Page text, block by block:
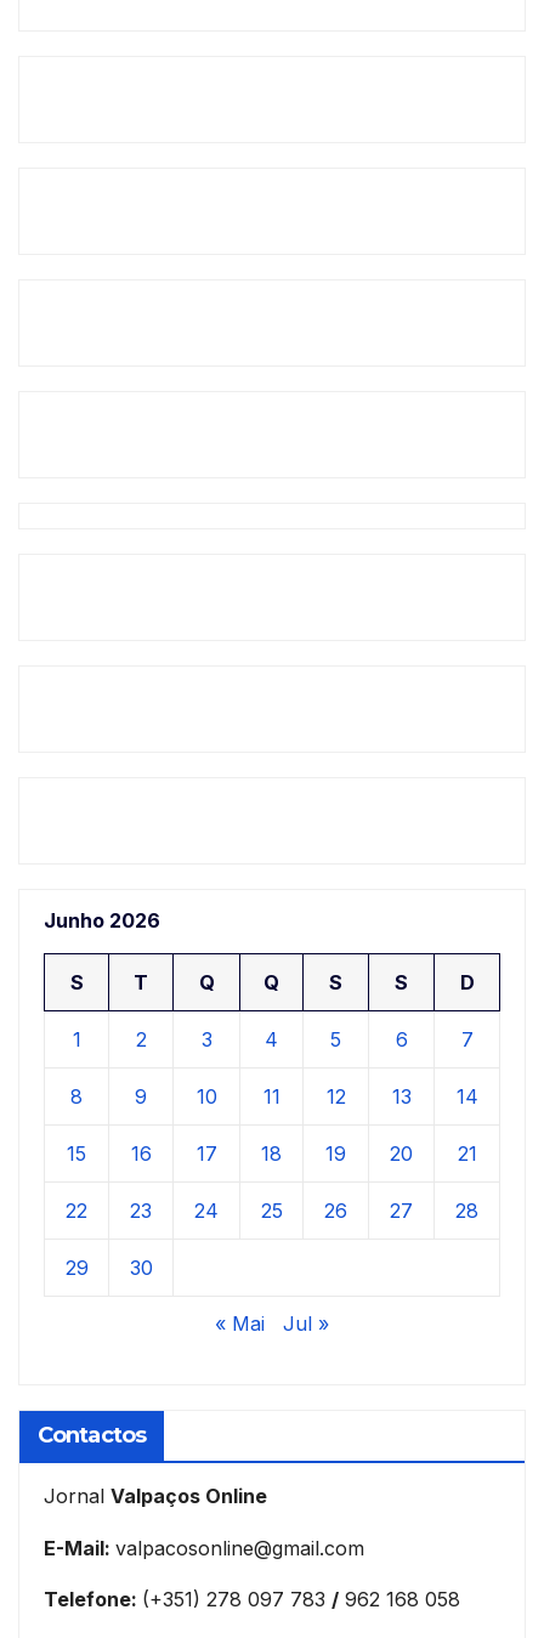
Junho 2026
S T Q Q S S D
1 2 3 4 5 6 7
8 9 10 11 12 13 14
15 16 17 18 19 20 21
22 23 24 25 26 27 28
29 30
« Mai Jul »
Contactos
Jornal Valpaços Online
E-Mail: valpacosonline@gmail.com
Telefone: (+351) 278 097 783 / 962 168 058